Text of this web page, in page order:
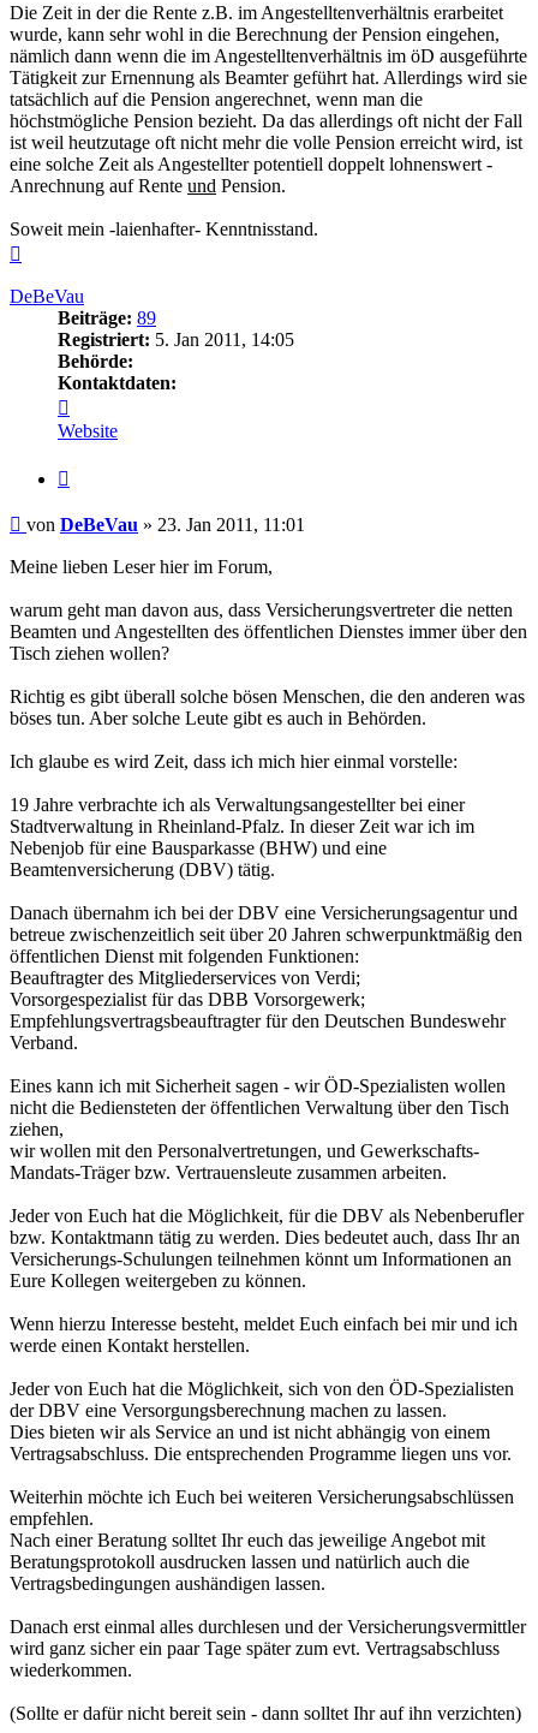
Die Zeit in der die Rente z.B. im Angestelltenverhältnis erarbeitet
wurde, kann sehr wohl in die Berechnung der Pension eingehen,
nämlich dann wenn die im Angestelltenverhältnis im öD ausgeführte
Tätigkeit zur Ernennung als Beamter geführt hat. Allerdings wird sie
tatsächlich auf die Pension angerechnet, wenn man die
höchstmögliche Pension bezieht. Da das allerdings oft nicht der Fall
ist weil heutzutage oft nicht mehr die volle Pension erreicht wird, ist
eine solche Zeit als Angestellter potentiell doppelt lohnenswert -
Anrechnung auf Rente und Pension.
Soweit mein -laienhafter- Kenntnisstand.
DeBeVau
Beiträge: 89
Registriert: 5. Jan 2011, 14:05
Behörde:
Kontaktdaten:
von
DeBeVau
Website
Beitrag
von DeBeVau » 23. Jan 2011, 11:01
Meine lieben Leser hier im Forum,
warum geht man davon aus, dass Versicherungsvertreter die netten
Beamten und Angestellten des öffentlichen Dienstes immer über den
Tisch ziehen wollen?
Richtig es gibt überall solche bösen Menschen, die den anderen was
böses tun. Aber solche Leute gibt es auch in Behörden.
Ich glaube es wird Zeit, dass ich mich hier einmal vorstelle:
19 Jahre verbrachte ich als Verwaltungsangestellter bei einer
Stadtverwaltung in Rheinland-Pfalz. In dieser Zeit war ich im
Nebenjob für eine Bausparkasse (BHW) und eine
Beamtenversicherung (DBV) tätig.
Danach übernahm ich bei der DBV eine Versicherungsagentur und
betreue zwischenzeitlich seit über 20 Jahren schwerpunktmäßig den
öffentlichen Dienst mit folgenden Funktionen:
Beauftragter des Mitgliederservices von Verdi;
Vorsorgespezialist für das DBB Vorsorgewerk;
Empfehlungsvertragsbeauftragter für den Deutschen Bundeswehr
Verband.
Eines kann ich mit Sicherheit sagen - wir ÖD-Spezialisten wollen
nicht die Bediensteten der öffentlichen Verwaltung über den Tisch
ziehen,
wir wollen mit den Personalvertretungen, und Gewerkschafts-
Mandats-Träger bzw. Vertrauensleute zusammen arbeiten.
Jeder von Euch hat die Möglichkeit, für die DBV als Nebenberufler
bzw. Kontaktmann tätig zu werden. Dies bedeutet auch, dass Ihr an
Versicherungs-Schulungen teilnehmen könnt um Informationen an
Eure Kollegen weitergeben zu können.
Wenn hierzu Interesse besteht, meldet Euch einfach bei mir und ich
werde einen Kontakt herstellen.
Jeder von Euch hat die Möglichkeit, sich von den ÖD-Spezialisten
der DBV eine Versorgungsberechnung machen zu lassen.
Dies bieten wir als Service an und ist nicht abhängig von einem
Vertragsabschluss. Die entsprechenden Programme liegen uns vor.
Weiterhin möchte ich Euch bei weiteren Versicherungsabschlüssen
empfehlen.
Nach einer Beratung solltet Ihr euch das jeweilige Angebot mit
Beratungsprotokoll ausdrucken lassen und natürlich auch die
Vertragsbedingungen aushändigen lassen.
Danach erst einmal alles durchlesen und der Versicherungsvermittler
wird ganz sicher ein paar Tage später zum evt. Vertragsabschluss
wiederkommen.
(Sollte er dafür nicht bereit sein - dann solltet Ihr auf ihn verzichten)